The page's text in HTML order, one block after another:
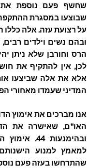
שחשף פעם נוספת את
שבוצעו במסגרת
ובהם נשים וילדים
הרס וחורבן שלא ניתן
לכן, אין להתקיף את
אלא את אלה שביצעו
המדיני שעמדו מאחורי
אנו מברכים את אימוץ
ובהימנעות
למאמץ למנוע
שהתרחשו בעזה פעם